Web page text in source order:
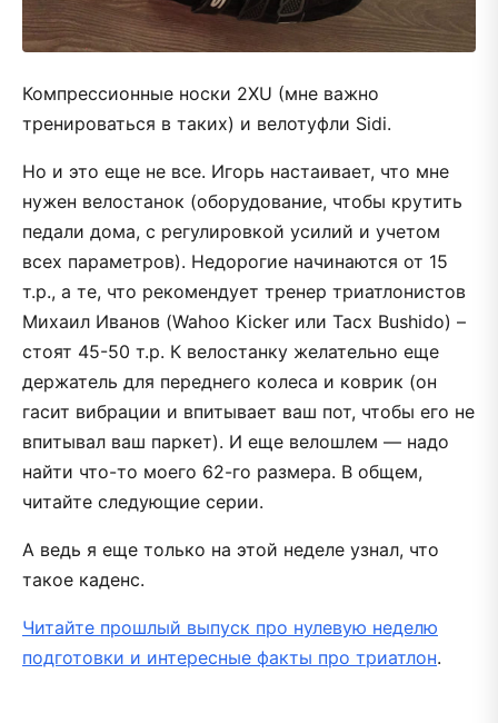
Компрессионные носки 2XU (мне важно
тренироваться в таких) и велотуфли Sidi.
Но и это еще не все. Игорь настаивает, что мне
нужен велостанок (оборудование, чтобы крутить
педали дома, с регулировкой усилий и учетом
всех параметров). Недорогие начинаются от 15
т.р., а те, что рекомендует тренер триатлонистов
Михаил Иванов (Wahoo Kicker или Tacx Bushido) –
стоят 45-50 т.р. К велостанку желательно еще
держатель для переднего колеса и коврик (он
гасит вибрации и впитывает ваш пот, чтобы его не
впитывал ваш паркет). И еще велошлем — надо
найти что-то моего 62-го размера. В общем,
читайте следующие серии.
А ведь я еще только на этой неделе узнал, что
такое каденс.
Читайте прошлый выпуск про нулевую неделю
подготовки и интересные факты про триатлон.